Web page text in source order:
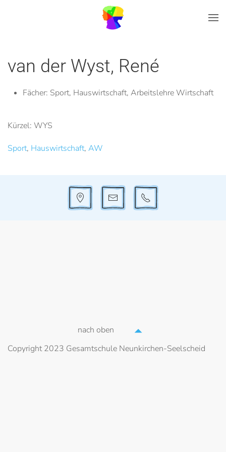
Zum Hauptinhalt springen
van der Wyst, René
Fächer: Sport, Hauswirtschaft, Arbeitslehre Wirtschaft
Kürzel: WYS
Sport, Hauswirtschaft, AW
nach oben
Copyright 2023 Gesamtschule Neunkirchen-Seelscheid